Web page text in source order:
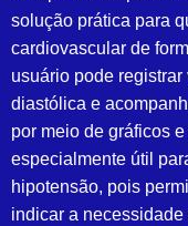
solução prática para
cardiovascular de
usuário pode
diastólica e
por meio de gráficos
especialmente útil
hipotensão, pois
indicar a